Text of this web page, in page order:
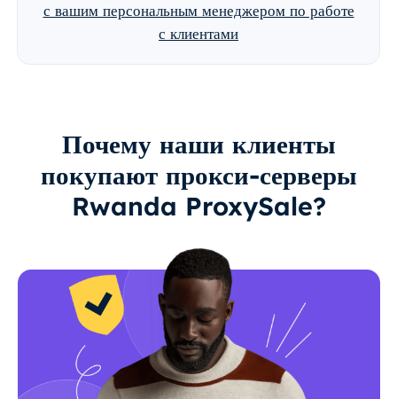
с вашим персональным менеджером по работе
с клиентами
Почему наши клиенты
покупают прокси-серверы
Rwanda ProxySale?